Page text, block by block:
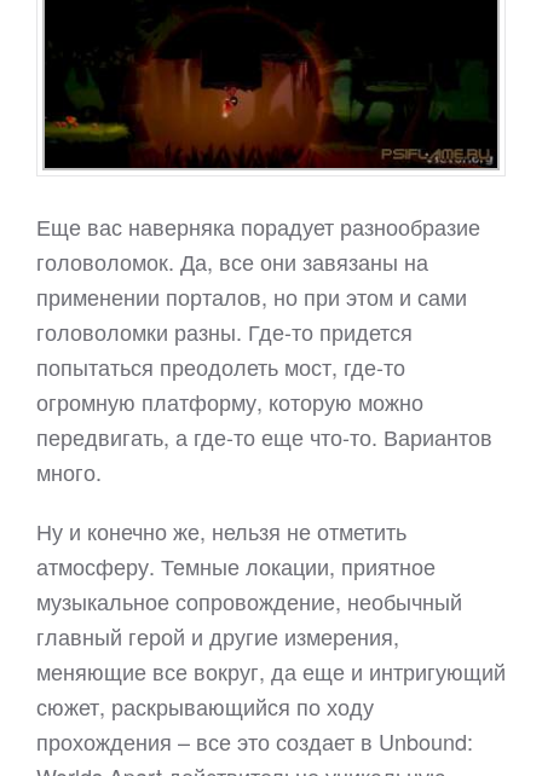
Еще вас наверняка порадует разнообразие
головоломок. Да, все они завязаны на
применении порталов, но при этом и сами
головоломки разны. Где-то придется
попытаться преодолеть мост, где-то
огромную платформу, которую можно
передвигать, а где-то еще что-то. Вариантов
много.
Ну и конечно же, нельзя не отметить
атмосферу. Темные локации, приятное
музыкальное сопровождение, необычный
главный герой и другие измерения,
меняющие все вокруг, да еще и интригующий
сюжет, раскрывающийся по ходу
прохождения – все это создает в Unbound: